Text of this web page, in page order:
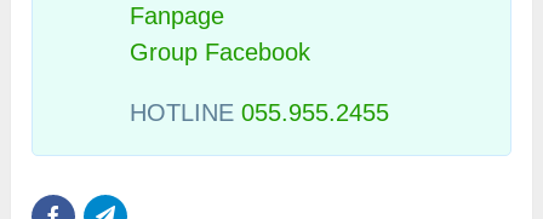
Fanpage
Group Facebook
HOTLINE055.955.2455